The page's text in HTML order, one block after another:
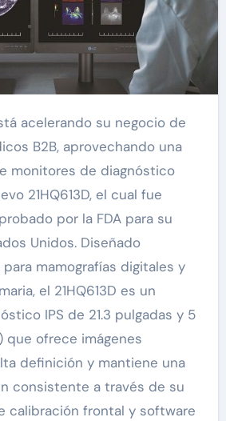
B2B, aprovechando una
monitores de diagnóstico
21HQ613D, el cual fue
por la FDA para su
Unidos. Diseñado
mamografías digitales y
el 21HQ613D es un
IPS de 21.3 pulgadas y 5
que ofrece imágenes
definición y mantiene una
consistente a través de su
calibración frontal y software